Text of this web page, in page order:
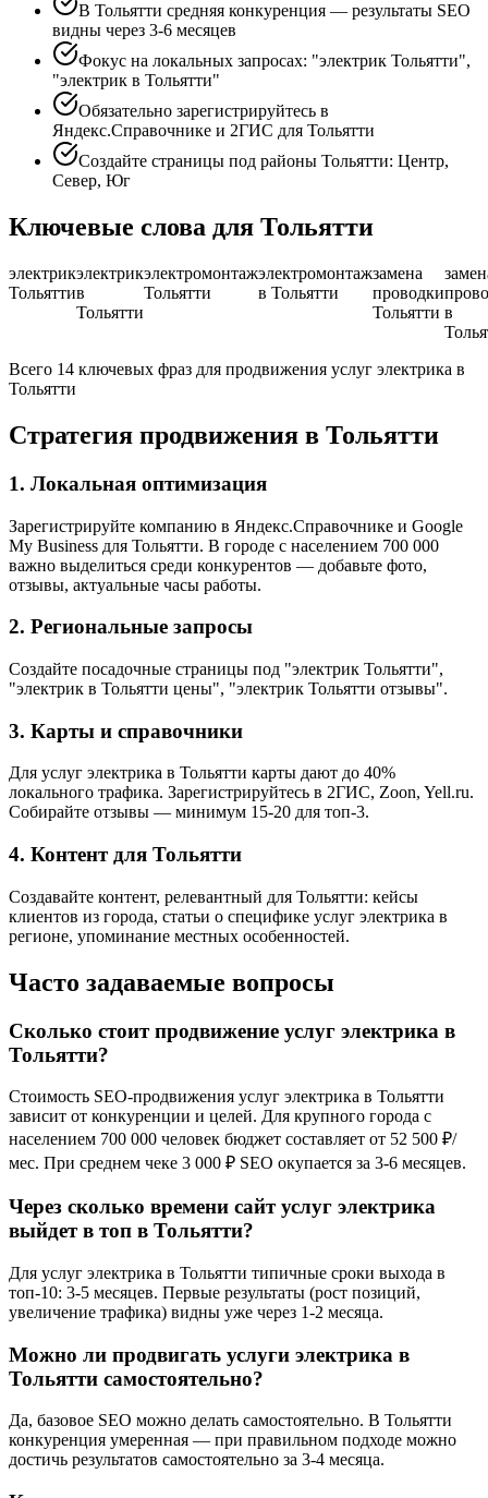
В Тольятти средняя конкуренция — результаты SEO
видны через 3-6 месяцев
Фокус на локальных запросах: "электрик Тольятти",
"электрик в Тольятти"
Обязательно зарегистрируйтесь в
Яндекс.Справочнике и 2ГИС для Тольятти
Создайте страницы под районы Тольятти: Центр,
Север, Юг
Ключевые слова для Тольятти
электрик
Тольятти
электрик
в
Тольятти
электромонтаж
Тольятти
электромонтаж
в Тольятти
замена
проводки
Тольятти в
Всего 14 ключевых фраз для продвижения услуг электрика в
Тольятти
Стратегия продвижения в Тольятти
1. Локальная оптимизация
Зарегистрируйте компанию в Яндекс.Справочнике и Google
My Business для Тольятти. В городе с населением 700 000
важно выделиться среди конкурентов — добавьте фото,
отзывы, актуальные часы работы.
2. Региональные запросы
Создайте посадочные страницы под "электрик Тольятти",
"электрик в Тольятти цены", "электрик Тольятти отзывы".
3. Карты и справочники
Для услуг электрика в Тольятти карты дают до 40%
локального трафика. Зарегистрируйтесь в 2ГИС, Zoon, Yell.ru.
Собирайте отзывы — минимум 15-20 для топ-3.
4. Контент для Тольятти
Создавайте контент, релевантный для Тольятти: кейсы
клиентов из города, статьи о специфике услуг электрика в
регионе, упоминание местных особенностей.
Часто задаваемые вопросы
Сколько стоит продвижение услуг электрика в
Тольятти?
Стоимость SEO-продвижения услуг электрика в Тольятти
зависит от конкуренции и целей. Для крупного города с
населением 700 000 человек бюджет составляет от 52 500 ₽/
мес. При среднем чеке 3 000 ₽ SEO окупается за 3-6 месяцев.
Через сколько времени сайт услуг электрика
выйдет в топ в Тольятти?
Для услуг электрика в Тольятти типичные сроки выхода в
топ-10: 3-5 месяцев. Первые результаты (рост позиций,
увеличение трафика) видны уже через 1-2 месяца.
Можно ли продвигать услуги электрика в
Тольятти самостоятельно?
Да, базовое SEO можно делать самостоятельно. В Тольятти
конкуренция умеренная — при правильном подходе можно
достичь результатов самостоятельно за 3-4 месяца.